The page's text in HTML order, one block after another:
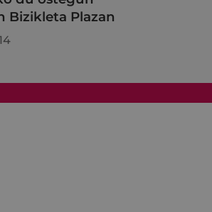
Bizikleta Plazan